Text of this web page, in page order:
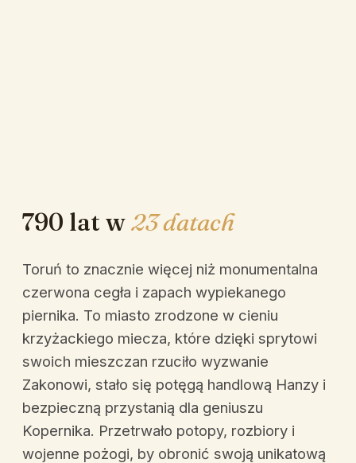
790 lat w23 datach
Toruń to znacznie więcej niż monumentalna
czerwona cegła i zapach wypiekanego
piernika. To miasto zrodzone w cieniu
krzyżackiego miecza, które dzięki sprytowi
swoich mieszczan rzuciło wyzwanie
Zakonowi, stało się potęgą handlową Hanzy i
bezpieczną przystanią dla geniuszu
Kopernika. Przetrwało potopy, rozbiory i
wojenne pożogi, by obronić swoją unikatową